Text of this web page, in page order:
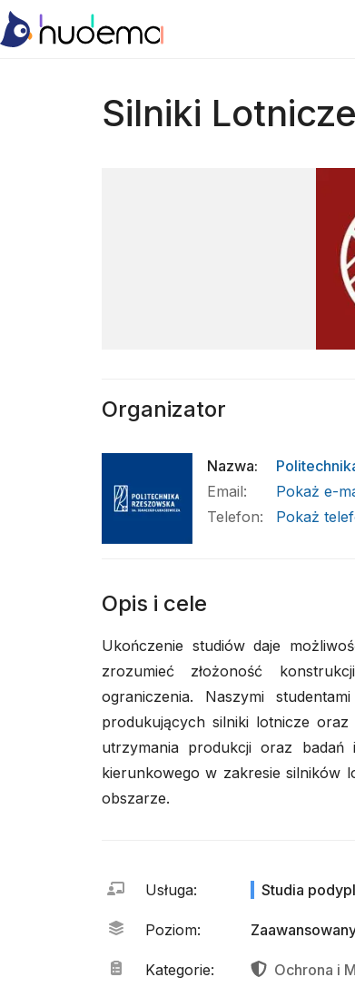
Silniki Lotnicze
Organizator
Nazwa:
Email:
Pokaż e-
Telefon: Pokaż
Opis i cele
Ukończenie studiów daje
zrozumieć złożoność
ograniczenia. Naszymi
produkujących silniki lotnicze
utrzymania produkcji oraz
kierunkowego w zakresie silników
obszarze.
Usługa: Studia
Poziom:
Kategorie: Ochrona i